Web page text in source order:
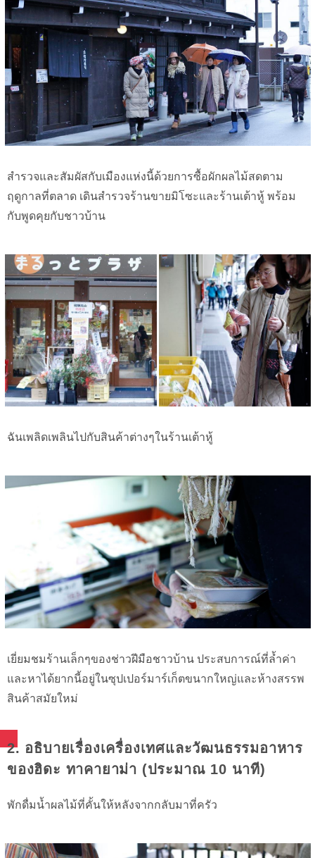
สำรวจและสัมผัสกับเมืองแห่งนี้ด้วยการซื้อผักผลไม้สดตาม
ฤดูกาลที่ตลาด เดินสำรวจร้านขายมิโซะและร้านเต้าหู้ พร้อม
กับพูดคุยกับชาวบ้าน
ฉันเพลิดเพลินไปกับสินค้าต่างๆในร้านเต้าหู้
เยี่ยมชมร้านเล็กๆของช่าวฝีมือชาวบ้าน ประสบการณ์ที่ล้ำค่า
และหาได้ยากนี้อยู่ในซุปเปอร์มาร์เก็ตขนากใหญ่และห้างสรรพ
สินค้าสมัยใหม่
2. อธิบายเรื่องเครื่องเทศและวัฒนธรรมอาหาร
ของฮิดะ ทาคายาม่า (ประมาณ 10 นาที)
พักดื่มน้ำผลไม้ที่คั้นให้หลังจากกลับมาที่ครัว